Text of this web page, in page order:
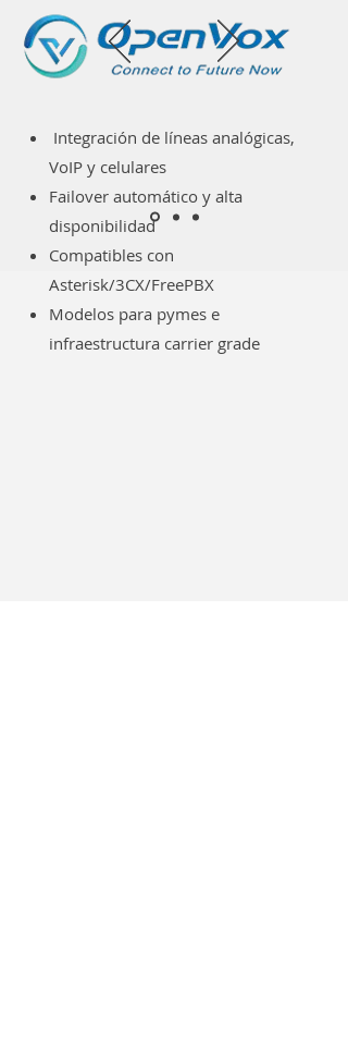
Integración de líneas analógicas,
VoIP y celulares
Failover automático y alta
disponibilidad
Compatibles con
Asterisk/3CX/FreePBX
Modelos para pymes e
infraestructura carrier grade